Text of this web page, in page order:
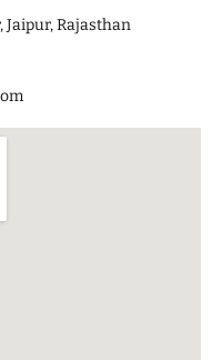
Jaipur, Rajasthan